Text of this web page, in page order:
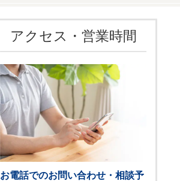
アクセス・営業時間
お電話でのお問い合わせ・相談予